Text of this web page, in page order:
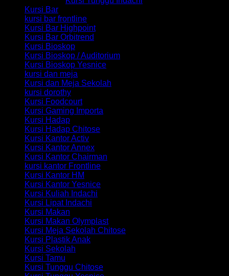
Kursi Bar
kursi bar frontline
Kursi Bar Highpoint
Kursi Bar Orbitrend
Kursi Bioskop
Kursi Bioskop / Auditorium
Kursi Bioskop Yesnice
kursi dan meja
Kursi dan Meja Sekolah
kursi dorothy
Kursi Foodcourt
Kursi Gaming Importa
Kursi Hadap
Kursi Hadap Chitose
Kursi Kantor Activ
Kursi Kantor Annex
Kursi Kantor Chairman
kursi kantor Frontline
Kursi Kantor HM
Kursi Kantor Yesnice
Kursi Kuliah Indachi
Kursi Lipat Indachi
Kursi Makan
Kursi Makan Olymplast
Kursi Meja Sekolah Chitose
Kursi Plastik Anak
Kursi Sekolah
Kursi Tamu
Kursi Tunggu Chitose